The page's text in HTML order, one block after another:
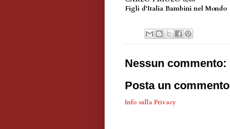
Figli d'Italia Bambini nel Mondo
Nessun commento:
Posta un commento
Info sulla Privacy